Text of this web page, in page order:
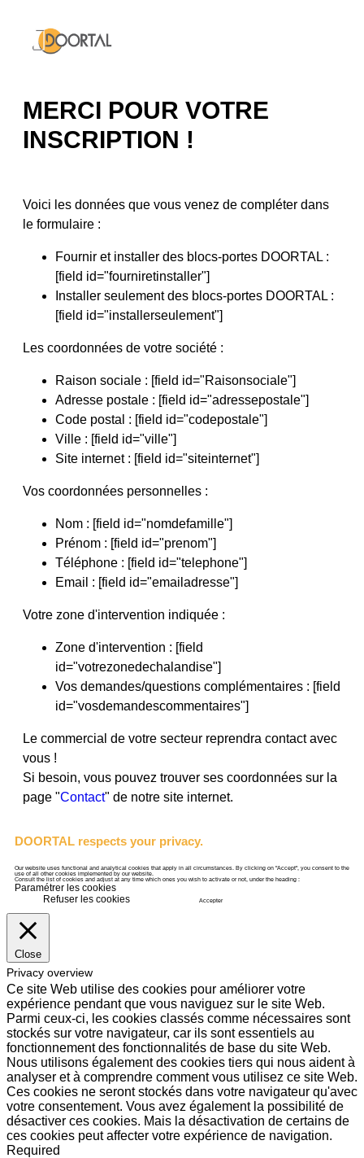
MERCI POUR VOTRE
INSCRIPTION !
Voici les données que vous venez de compléter dans
le formulaire :
Fournir et installer des blocs-portes DOORTAL :
[field id="fourniretinstaller"]
Installer seulement des blocs-portes DOORTAL :
[field id="installerseulement"]
Les coordonnées de votre société :
Raison sociale : [field id="Raisonsociale"]
Adresse postale : [field id="adressepostale"]
Code postal : [field id="codepostale"]
Ville : [field id="ville"]
Site internet : [field id="siteinternet"]
Vos coordonnées personnelles :
Nom : [field id="nomdefamille"]
Prénom : [field id="prenom"]
Téléphone : [field id="telephone"]
Email : [field id="emailadresse"]
Votre zone d'intervention indiquée :
Zone d'intervention : [field
id="votrezonedechalandise"]
Vos demandes/questions complémentaires : [field
id="vosdemandescommentaires"]
Le commercial de votre secteur reprendra contact avec
vous !
Si besoin, vous pouvez trouver ses coordonnées sur la
page "Contact" de notre site internet.
DOORTAL respects your privacy.
Our website uses functional and analytical cookies that apply in all circumstances. By clicking on "Accept", you consent to the
use of all other cookies implemented by our website.
Consult the list of cookies and adjust at any time which ones you wish to activate or not, under the heading :
Paramétrer les cookies
Refuser les cookies
Accepter
Close
Privacy overview
Ce site Web utilise des cookies pour améliorer votre
expérience pendant que vous naviguez sur le site Web.
Parmi ceux-ci, les cookies classés comme nécessaires sont
stockés sur votre navigateur, car ils sont essentiels au
fonctionnement des fonctionnalités de base du site Web.
Nous utilisons également des cookies tiers qui nous aident à
analyser et à comprendre comment vous utilisez ce site Web.
Ces cookies ne seront stockés dans votre navigateur qu'avec
votre consentement. Vous avez également la possibilité de
désactiver ces cookies. Mais la désactivation de certains de
ces cookies peut affecter votre expérience de navigation.
Required